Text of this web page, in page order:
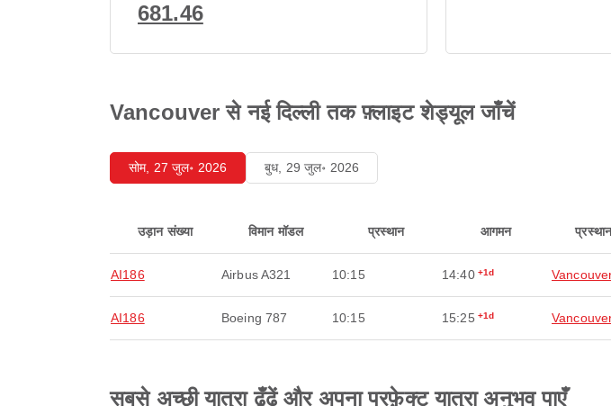
681.46
Vancouver से नई दिल्ली तक फ़्लाइट शेड्यूल जाँचें
सोम, 27 जुल॰ 2026 बुध, 29 जुल॰ 2026
उड़ान संख्या विमान मॉडल प्रस्थान आगमन
AI186 Airbus A321 10:15 14:40 +1d
AI186 Boeing 787 10:15 15:25 +1d
सबसे अच्छी यात्रा ढूँढें और अपना परफ़ेक्ट यात्रा अनुभव पाएँ